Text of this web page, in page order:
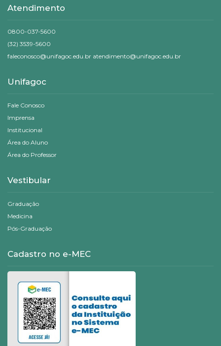
Atendimento
0800-037-5600
(32) 3539-5600
faleconosco@unifagoc.edu.br atendimento@unifagoc.edu.br
Unifagoc
Fale Conosco
Imprensa
Institucional
Área do Aluno
Área do Professor
Vestibular
Graduação
Medicina
Pós-Graduação
Cadastro no e-MEC